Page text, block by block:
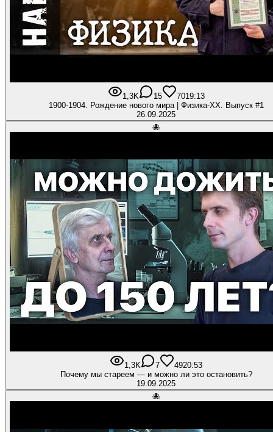
1,3K 15 7019:13
1900-1904. Рождение нового мира | Физика-XX. Выпуск #1
26.09.2025
🐙
1,3K 7 4920:53
Почему мы стареем — и можно ли это остановить?
19.09.2025
🐙